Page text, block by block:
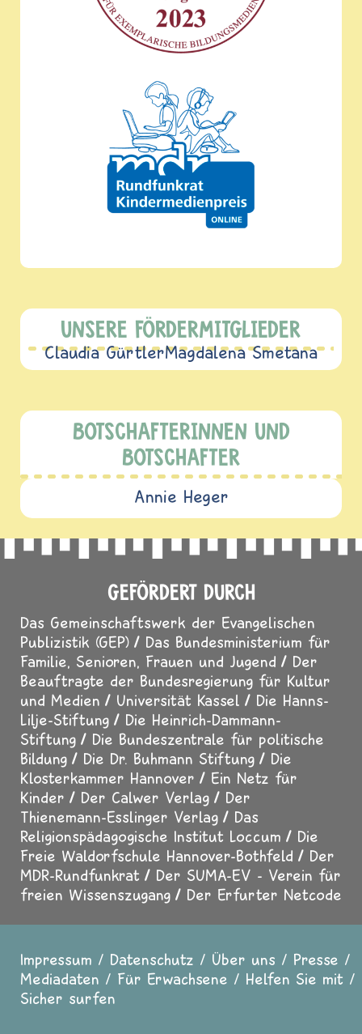
UNSERE FÖRDERMITGLIEDER
Claudia GürtlerMagdalena Smetana
BOTSCHAFTERINNEN UND
BOTSCHAFTER
Annie Heger
GEFÖRDERT DURCH
Das Gemeinschaftswerk der Evangelischen
Publizistik (GEP)
Das Bundesministerium für
Familie, Senioren, Frauen und Jugend
Der
Beauftragte der Bundesregierung für Kultur
und Medien
Universität Kassel
Die Hanns-
Lilje-Stiftung
Die Heinrich-Dammann-
Stiftung
Die Bundeszentrale für politische
Bildung
Die Dr. Buhmann Stiftung
Die
Klosterkammer Hannover
Ein Netz für
Kinder
Der Calwer Verlag
Der
Thienemann-Esslinger Verlag
Das
Religionspädagogische Institut Loccum
Die
Freie Waldorfschule Hannover-Bothfeld
Der
MDR-Rundfunkrat
Der SUMA-EV - Verein für
freien Wissenszugang
Der Erfurter Netcode
Fußzeile
Impressum Datenschutz Über uns
Presse
Mediadaten
Für Erwachsene
Helfen Sie mit
Sicher surfen